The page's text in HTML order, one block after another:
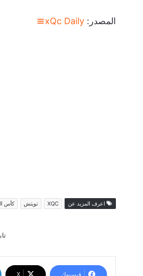
المصدر:xQc Daily
اعرف المزيد عن XQC تويتش كأس
فيسبوك ‫X